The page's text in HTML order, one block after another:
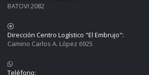
BATOVI 2082
Dirección Centro Logístico "El Embrujo":
Camino Carlos A. López 6925
Teléfono: